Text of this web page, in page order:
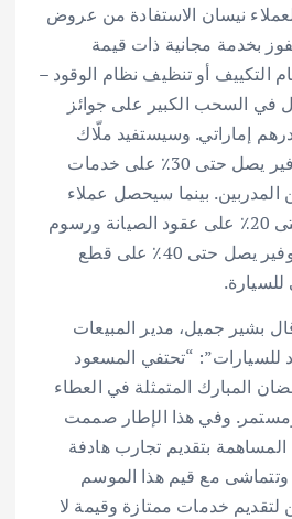
نيسان الاستفادة من عروض
بخدمة مجانية ذات قيمة
التكييف أو تنظيف نظام الوقود –
في السحب الكبير على جوائز
بإجمالي قيمة 10,000 درهم إماراتي. وسيستفيد ملّاك
سيارات إنفينيتي من توفير يصل حتى 30٪ على خدمات
المدربين. بينما سيحصل عملاء
رينو على خصم يصل حتى 20٪ على عقود الصيانة ورسوم
العمالة، بالإضافة إلى توفير يصل حتى 40٪ على قطع
بشير جميل، مدير المبيعات
للسيارات”: “تحتفي المسعود
المبارك المتمثلة في العطاء
وفي هذا الإطار صممت
المساهمة بتقديم تجارب هادفة
وتتماشى مع قيم هذا الموسم
خدمات ممتازة وقيمة لا